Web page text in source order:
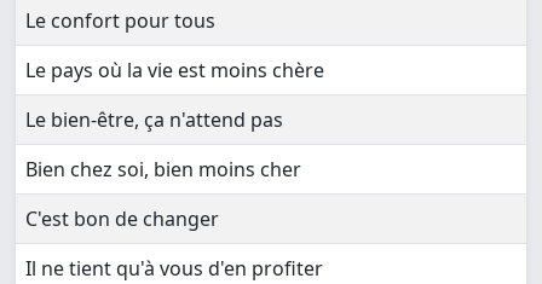
Le confort pour tous
Le pays où la vie est moins chère
Le bien-être, ça n'attend pas
Bien chez soi, bien moins cher
C'est bon de changer
Il ne tient qu'à vous d'en profiter